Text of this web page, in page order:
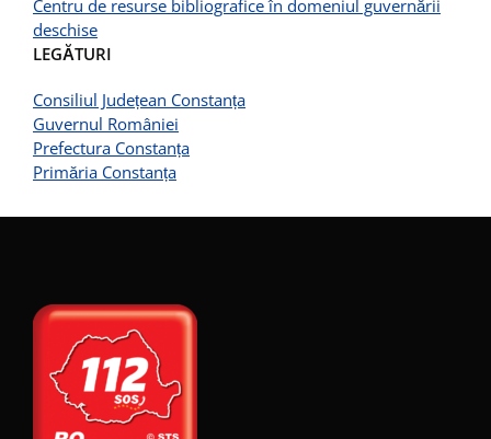
Centru de resurse bibliografice în domeniul guvernării
deschise
LEGĂTURI
Consiliul Județean Constanța
Guvernul României
Prefectura Constanța
Primăria Constanța